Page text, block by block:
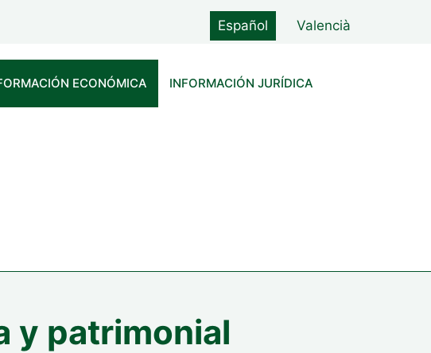
Español Valencià
ECONÓMICA INFORMACIÓN JURÍDICA
y patrimonial